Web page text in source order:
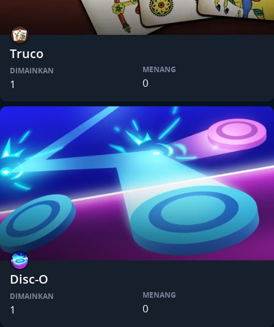
Truco
DIMAINKAN
1
MENANG
0
Disc-O
DIMAINKAN
1
MENANG
0